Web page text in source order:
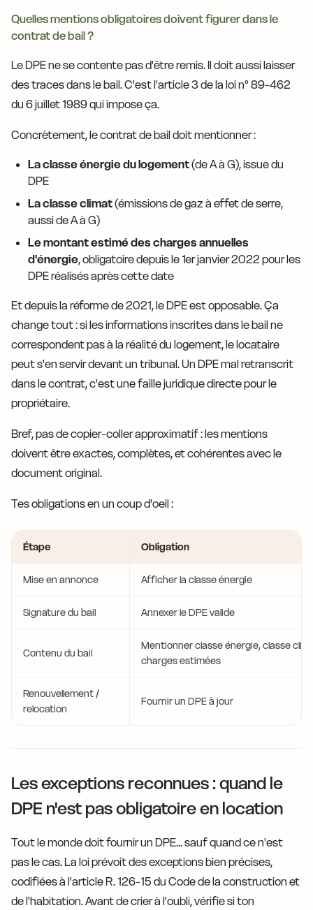
Quelles mentions obligatoires doivent figurer dans le
contrat de bail ?
Le DPE ne se contente pas d'être remis. Il doit aussi laisser
des traces dans le bail. C'est l'article 3 de la loi n° 89-462
du 6 juillet 1989 qui impose ça.
Concrètement, le contrat de bail doit mentionner :
La classe énergie du logement(de A à G), issue du
DPE
La classe climat(émissions de gaz à effet de serre,
aussi de A à G)
Le montant estimé des charges annuelles
d'énergie, obligatoire depuis le 1er janvier 2022 pour les
DPE réalisés après cette date
Et depuis la réforme de 2021, le DPE est opposable. Ça
change tout : si les informations inscrites dans le bail ne
correspondent pas à la réalité du logement, le locataire
peut s'en servir devant un tribunal. Un DPE mal retranscrit
dans le contrat, c'est une faille juridique directe pour le
propriétaire.
Bref, pas de copier-coller approximatif : les mentions
doivent être exactes, complètes, et cohérentes avec le
document original.
Tes obligations en un coup d'oeil :
Étape Obligation
Mise en annonce Afficher la classe énergie
Signature du bail Annexer le DPE valide
Contenu du bail
Mentionner classe énergie, classe
charges estimées
Renouvellement /
relocation
Fournir un DPE à jour
Les exceptions reconnues : quand le
DPE n'est pas obligatoire en location
Tout le monde doit fournir un DPE... sauf quand ce n'est
pas le cas. La loi prévoit des exceptions bien précises,
codifiées à l'article R. 126-15 du Code de la construction et
de l'habitation. Avant de crier à l'oubli, vérifie si ton